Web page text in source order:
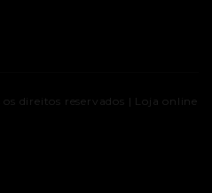
os direitos reservados | Loja online